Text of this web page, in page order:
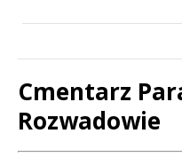
Cmentarz
Rozwadowie